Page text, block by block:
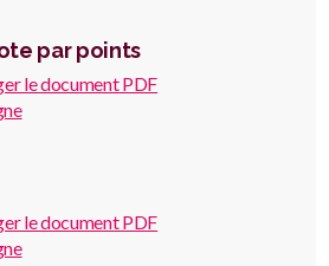
par points
le document PDF
le document PDF